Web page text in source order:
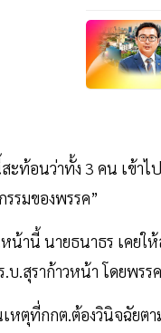
ะท้อนว่าทั้ง 3 คน เข้าไ
รรมของพรรค”
านี้ นายธนาธร เคยให้
บ.สุราก้าวหน้า โดยพรร
เหตุที่กกต.ต้องวินิจฉัย